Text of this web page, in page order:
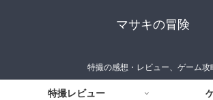
マサキの冒険
特撮の感想・レビュー、ゲーム攻
特撮レビュー